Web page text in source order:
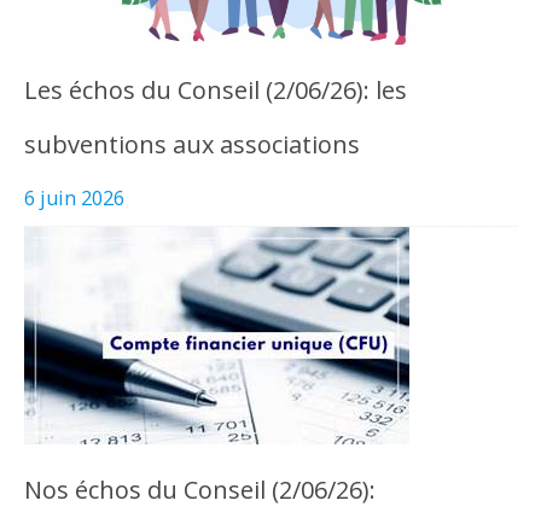
Les échos du Conseil (2/06/26): les
subventions aux associations
6 juin 2026
Nos échos du Conseil (2/06/26):